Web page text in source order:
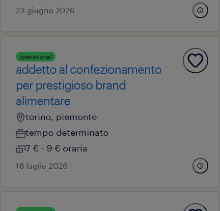
23 giugno 2026
operational
addetto al confezionamento
per prestigioso brand
alimentare
torino, piemonte
tempo determinato
7 € - 9 € oraria
16 luglio 2026